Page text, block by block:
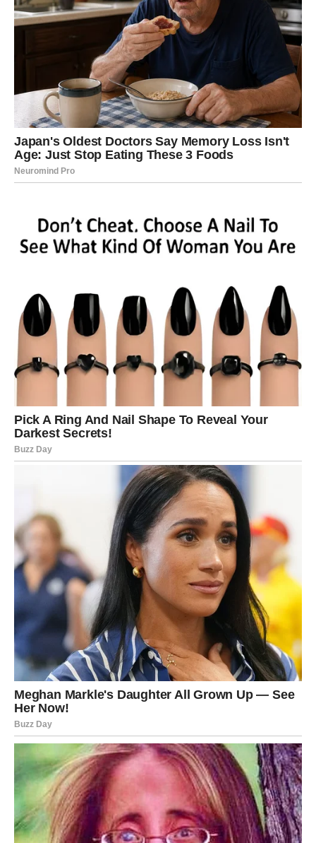
Možda će neko danas pokušati da se vrati. Možda će
poruka stići sa zakašnjenjem. Možda će neko shvatiti da
vas gubi tek onda kada vi odustanete.
Ali sada vi gledate drugačije.
Vi više ne birate strast bez lojalnosti.
Ne birate intenzitet bez stabilnosti.
Ne birate hemiju bez poštovanja.
ali i otići bez straha.
EMOTIVNA SMRT I NOVO
RAĐANJE
Škorpija je znak transformacije. Kada nešto umre – vi ne
Danas možda zatvarate jedno poglavlje. Možda puštate
iluziju. Možda prihvatate istinu koja nije laka.
Ali upravo kroz tu emotivnu „smrt“ dolazi novo rođenje.
Vi danas shvatate da vaša vrednost ne zavisi od toga da li
vas je neko izabrao. Vi ste izbor sami po sebi.
DAN KADA PRESTAJE STRAH
Možda ste se ranije plašili samoće. Možda ste ostajali
duže nego što je trebalo jer ste verovali da je bolje imati
nekoga nego nikoga.
Ali danas taj strah nestaje.
Danas shvatate da je bolje biti sam nego biti u odnosu
koji vas polako uništava.
I to je vaša najveća sloboda.
ŠTA DONOSE NAREDNI DANI?